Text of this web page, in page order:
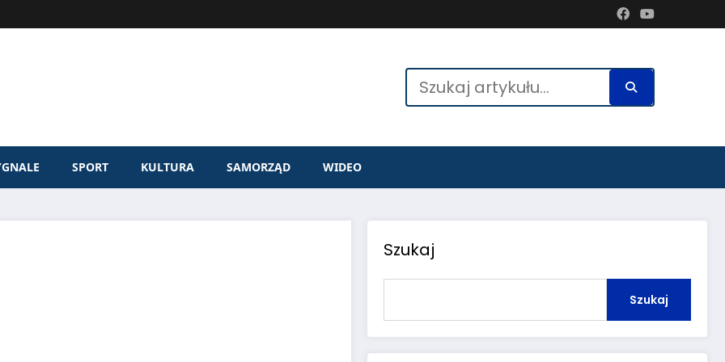
SPORT KULTURA SAMORZĄD WIDEO
Szukaj
Szukaj